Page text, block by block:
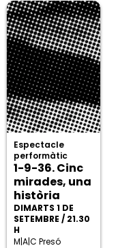
Espectacle
performàtic
1-9-36. Cinc
mirades, una
història
DIMARTS 1 DE
SETEMBRE / 21.30
H
M|A|C Presó